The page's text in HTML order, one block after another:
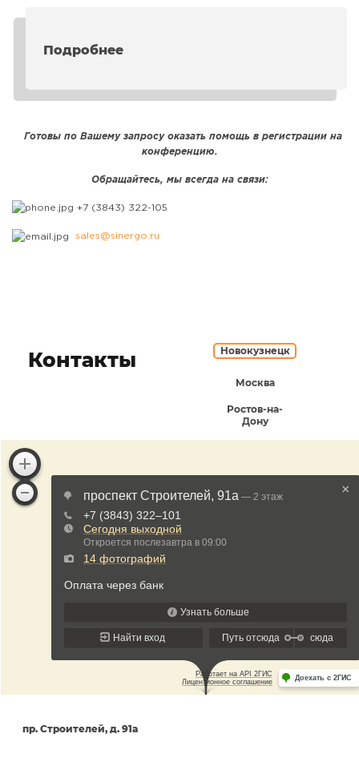
Подробнее
Готовы по Вашему запросу оказать помощь в регистрации на
конференцию.
Обращайтесь, мы всегда на связи:
+7 (3843) 322-105
sales@sinergo.ru
Контакты Новокузнецк
Москва
Ростов-на-
Дону
пр. Строителей, д. 91а